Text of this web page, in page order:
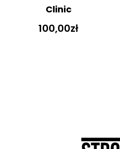
Clinic
100,00zł